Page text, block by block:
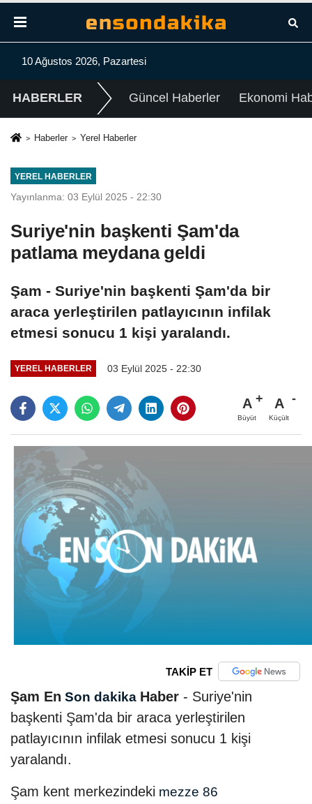
10 Ağustos 2026, Pazartesi
HABERLER Güncel Haberler Ekonomi
Haberler Yerel Haberler
YEREL HABERLER
Yayınlanma: 03 Eylül 2025 - 22:30
Suriye'nin başkenti Şam'da
patlama meydana geldi
Şam - Suriye'nin başkenti Şam'da bir
araca yerleştirilen patlayıcının infilak
etmesi sonucu 1 kişi yaralandı.
YEREL HABERLER 03 Eylül 2025 - 22:30
A
Büyüt
A
Küçült
TAKİP ET
Şam En Son dakika Haber - Suriye'nin
başkenti Şam'da bir araca yerleştirilen
patlayıcının infilak etmesi sonucu 1 kişi
yaralandı.
Şam kent merkezindeki mezze 86